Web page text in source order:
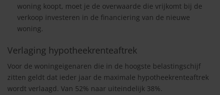
woning koopt, moet je de overwaarde die vrijkomt bij de
verkoop investeren in de financiering van de nieuwe
woning.
Verlaging hypotheekrenteaftrek
Voor de woningeigenaren die in de hoogste belastingschijf
zitten geldt dat ieder jaar de maximale hypotheekrenteaftrek
wordt verlaagd. Van 52% naar uiteindelijk 38%.